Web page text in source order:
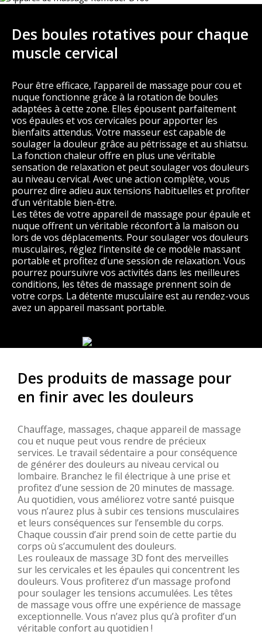
Des boules rotatives pour chaque
muscle cervical
Pour être efficace, l’appareil de massage pour cou et
nuque fonctionne grâce à la rotation de boules
adaptées à cette zone. Elles épousent parfaitement
vos épaules et vos cervicales pour apporter les
bienfaits attendus. Votre masseur est capable de
soulager la douleur grâce au pétrissage et au shiatsu.
La fonction chaleur offre en plus une véritable
sensation de relaxation et peut soulager vos douleurs
au niveau cervical. Avec une action complète, vous
pourrez dire adieu aux tensions habituelles et profiter
d’un véritable bien-être.
Les têtes de votre appareil de massage pour épaule et
nuque offrent un véritable réconfort à la maison ou
lors de vos déplacements. Pour soulager vos douleurs
musculaires, réglez l’intensité de ce modèle massant
portable et profitez d’une session de relaxation. Vous
pourrez poursuivre vos activités dans les meilleures
conditions, les têtes de massage prennent soin de
votre corps. La détente musculaire est au rendez-vous
avez un appareil massant portable.
Des produits de massage pour
en finir avec les douleurs
Chauffage, massages, chaque appareil de massage
cou et nuque peut vous rendre de précieux
services. Le travail sédentaire a pour conséquence
de générer des douleurs au niveau cervical ou
lombaire. Branchez le fil électrique à une prise et
profitez d’une session de 20 minutes de massage.
Au quotidien, vous améliorez votre santé puisque
vous n’aurez plus à subir ces tensions musculaires
et leurs conséquences sur l’ensemble du corps.
Chaque coussin d’air prend soin de cette partie du
corps où s’accumulent des douleurs.
Les rouleaux de massage 3D font des merveilles
sur les cervicales et les épaules qui concentrent les
douleurs. Vous profiterez d’un massage profond
pour soulager les tensions accumulées. Les têtes
de massage vous offre une expérience de massage
exceptionnelle. Vous n’avez plus qu’à profiter d’un
véritable confort au quotidien !